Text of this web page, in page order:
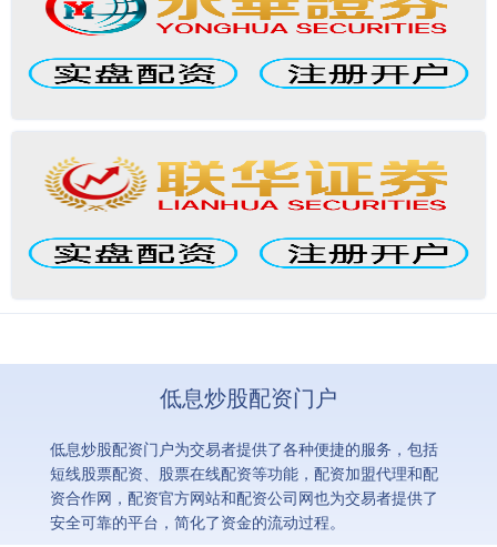
低息炒股配资门户
低息炒股配资门户为交易者提供了各种便捷的服务，包括
短线股票配资、股票在线配资等功能，配资加盟代理和配
资合作网，配资官方网站和配资公司网也为交易者提供了
安全可靠的平台，简化了资金的流动过程。